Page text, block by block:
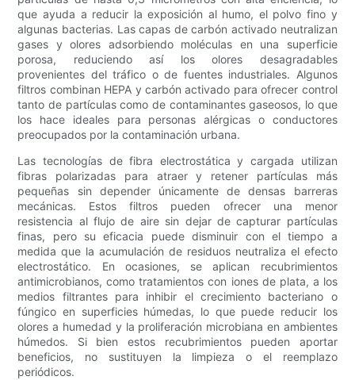
que ayuda a reducir la exposición al humo, el polvo fino y
algunas bacterias. Las capas de carbón activado neutralizan
gases y olores adsorbiendo moléculas en una superficie
porosa, reduciendo así los olores desagradables
provenientes del tráfico o de fuentes industriales. Algunos
filtros combinan HEPA y carbón activado para ofrecer control
tanto de partículas como de contaminantes gaseosos, lo que
los hace ideales para personas alérgicas o conductores
preocupados por la contaminación urbana.
Las tecnologías de fibra electrostática y cargada utilizan
fibras polarizadas para atraer y retener partículas más
pequeñas sin depender únicamente de densas barreras
mecánicas. Estos filtros pueden ofrecer una menor
resistencia al flujo de aire sin dejar de capturar partículas
finas, pero su eficacia puede disminuir con el tiempo a
medida que la acumulación de residuos neutraliza el efecto
electrostático. En ocasiones, se aplican recubrimientos
antimicrobianos, como tratamientos con iones de plata, a los
medios filtrantes para inhibir el crecimiento bacteriano o
fúngico en superficies húmedas, lo que puede reducir los
olores a humedad y la proliferación microbiana en ambientes
húmedos. Si bien estos recubrimientos pueden aportar
beneficios, no sustituyen la limpieza o el reemplazo
periódicos.